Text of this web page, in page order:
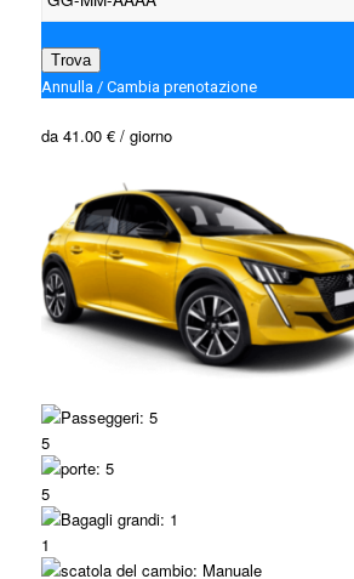
Trova
Annulla / Cambia prenotazione
da 41.00 €/ giorno
5
5
1